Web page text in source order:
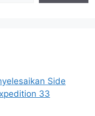
Side
33